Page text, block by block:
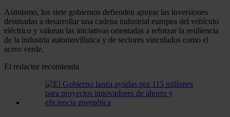
Asimismo, los siete gobiernos defienden apoyar las inversiones
destinadas a desarrollar una cadena industrial europea del vehículo
eléctrico y valoran las iniciativas orientadas a reforzar la resiliencia
de la industria automovilística y de sectores vinculados como el
acero verde.
El redactor recomienda